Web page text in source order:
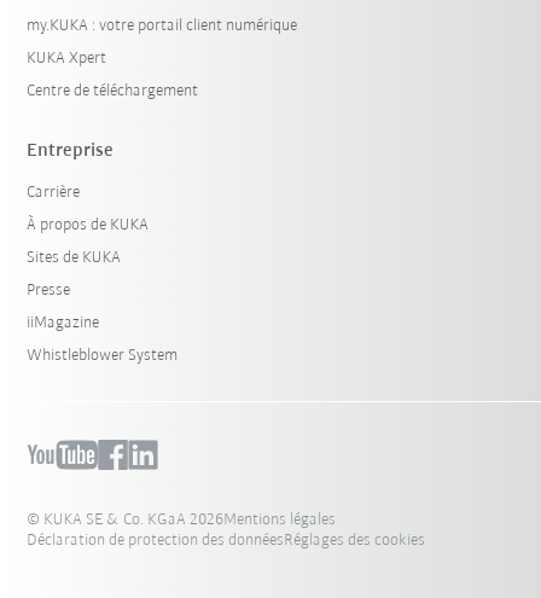
my.KUKA : votre portail client numérique
KUKA Xpert
Centre de téléchargement
Entreprise
Carrière
À propos de KUKA
Sites de KUKA
Presse
iiMagazine
Whistleblower System
© KUKA SE & Co. KGaA 2026Mentions légales
Déclaration de protection des donnéesRéglages des cookies